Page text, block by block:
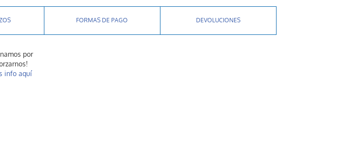
FORMAS DE PAGO DEVOLUCIONES
por
info aquí